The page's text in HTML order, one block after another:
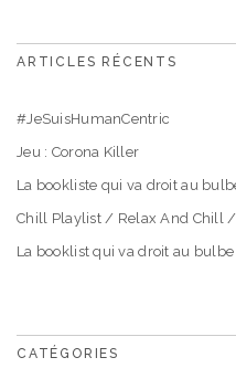
ARTICLES RÉCENTS
#JeSuisHumanCentric
Jeu : Corona Killer
La bookliste qui va droit au
Chill Playlist / Relax And Chill
La booklist qui va droit au bulbe
CATÉGORIES